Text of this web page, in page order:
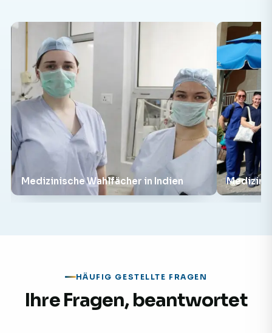
Medizinische Wahlfächer in Indien
HÄUFIG GESTELLTE FRAGEN
Ihre Fragen, beantwortet